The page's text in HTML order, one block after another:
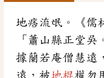
地痞流氓。《儒
「蕭山縣正堂吳
據蘭若庵僧慧遠
遠，被地棍權勿